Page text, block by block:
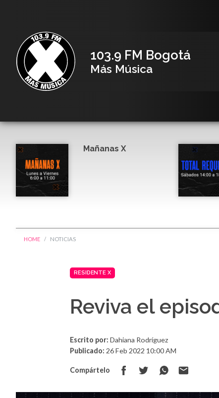
103.9 FM Bogotá
Más Música
Mañanas X
HOME NOTICIAS
RESIDENTE X
Reviva el
Escrito por: Dahiana Rodríguez
Publicado: 26 Feb 2022 10:00 AM
Compártelo